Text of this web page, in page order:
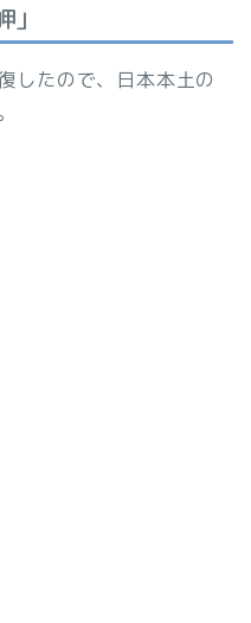
したので、日本本土の